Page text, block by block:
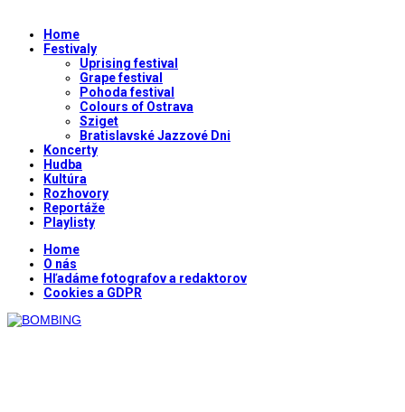
Home
Festivaly
Uprising festival
Grape festival
Pohoda festival
Colours of Ostrava
Sziget
Bratislavské Jazzové Dni
Koncerty
Hudba
Kultúra
Rozhovory
Reportáže
Playlisty
Home
O nás
Hľadáme fotografov a redaktorov
Cookies a GDPR